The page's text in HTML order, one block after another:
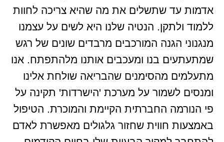
אדמות עד שתשלים את מה שהיא צריכה לחוות
ללמוד ולתקן. הנטיה שלנו היא לשים על עצמנו
מנגנוני הגנה המורכבים מרבדים שונים של רגש
שמתעתעים בנו ומעכבים אותנו מלהתפתח. אנו
מתעלמים מהסימנים שהבריאה שולחת אלינו
ומנסים לשמור על מערכת 'הישרדות' תקינה על
פי הנורמה החברתית הקיימת והמוכרת. הטיפול
באמצעות חווית שחזור גלגולים מאפשרת לאדם